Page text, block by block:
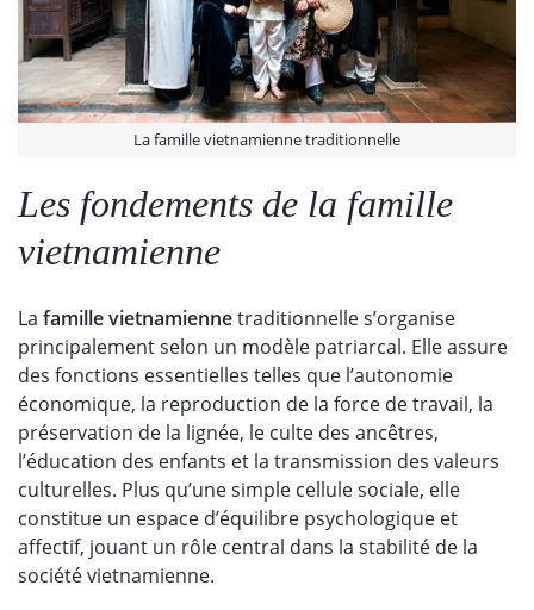
La famille vietnamienne traditionnelle
Les fondements de la famille
vietnamienne
La famille vietnamiennetraditionnelle s’organise
principalement selon un modèle patriarcal. Elle assure
des fonctions essentielles telles que l’autonomie
économique, la reproduction de la force de travail, la
préservation de la lignée, le culte des ancêtres,
l’éducation des enfants et la transmission des valeurs
culturelles. Plus qu’une simple cellule sociale, elle
constitue un espace d’équilibre psychologique et
affectif, jouant un rôle central dans la stabilité de la
société vietnamienne.